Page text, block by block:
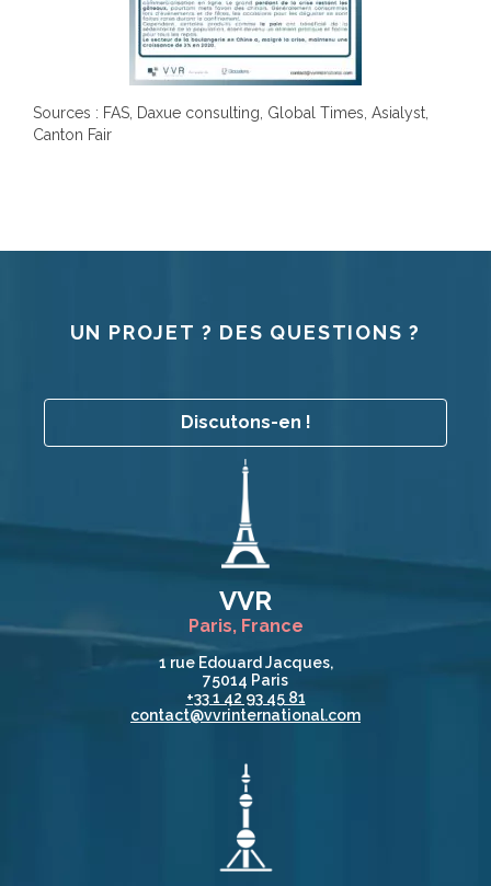
Sources : FAS, Daxue consulting, Global Times, Asialyst,
Canton Fair
UN PROJET ? DES QUESTIONS ?
Discutons-en !
VVR
Paris, France
1 rue Edouard Jacques,
75014 Paris
+33 1 42 93 45 81
contact@vvrinternational.com